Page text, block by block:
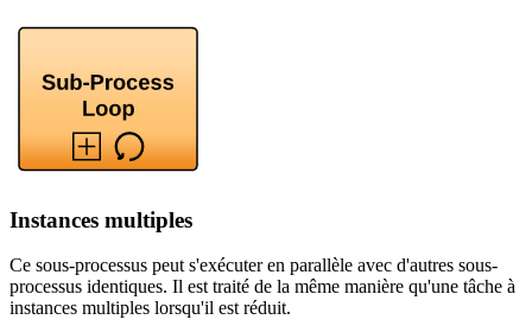
Instances multiples
Ce sous-processus peut s'exécuter en parallèle avec d'autres sous-
processus identiques. Il est traité de la même manière qu'une tâche à
instances multiples lorsqu'il est réduit.